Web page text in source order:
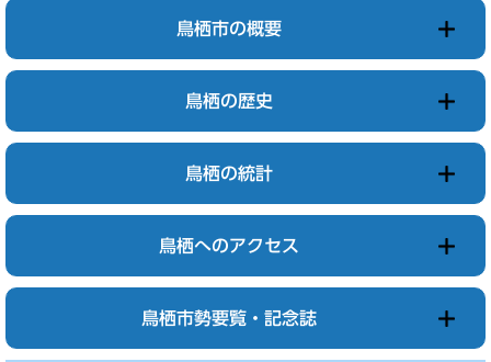
鳥栖市の概要
鳥栖の歴史
鳥栖の統計
鳥栖へのアクセス
鳥栖市勢要覧・記念誌